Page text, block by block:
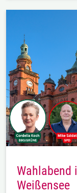
Wahlabend
Weißensee